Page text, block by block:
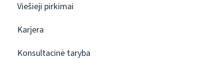
Viešieji pirkimai
Karjera
Konsultacinė taryba